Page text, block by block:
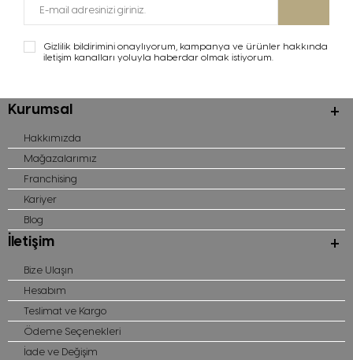
Gizlilik bildirimini onaylıyorum, kampanya ve ürünler hakkında
iletişim kanalları yoluyla haberdar olmak istiyorum.
Kurumsal
Hakkımızda
Mağazalarımız
Franchising
Kariyer
Blog
İletişim
Bize Ulaşın
Hesabım
Teslimat ve Kargo
Ödeme Seçenekleri
İade ve Değişim